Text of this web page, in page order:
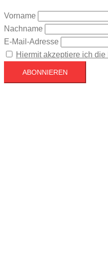
Vorname
Nachname
E-Mail-Adresse
Hiermit akzeptiere ich